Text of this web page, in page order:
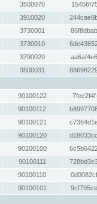
3500070
3910020
3730001
3730010
3790020
3500031
90100122
90100112
90100121
90100120
90100100
90100111
90100110
90100101